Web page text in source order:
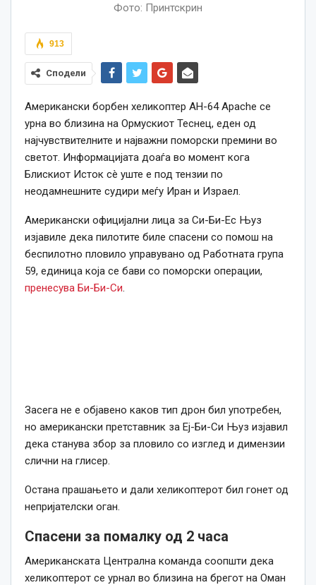
Фото: Принтскрин
913
Сподели
Американски борбен хеликоптер AH-64 Apache се
урна во близина на Ормускиот Теснец, еден од
најчувствителните и најважни поморски премини во
светот. Информацијата доаѓа во момент кога
Блискиот Исток сè уште е под тензии по
неодамнешните судири меѓу Иран и Израел.
Американски официјални лица за Си-Би-Ес Њуз
изјавиле дека пилотите биле спасени со помош на
беспилотно пловило управувано од Работната група
59, единица која се бави со поморски операции,
пренесува Би-Би-Си.
Засега не е објавено каков тип дрон бил употребен,
но американски претставник за Еј-Би-Си Њуз изјавил
дека станува збор за пловило со изглед и димензии
слични на глисер.
Остана прашањето и дали хеликоптерот бил гонет од
непријателски оган.
Спасени за помалку од 2 часа
Американската Централна команда соопшти дека
хеликоптерот се урнал во близина на брегот на Оман